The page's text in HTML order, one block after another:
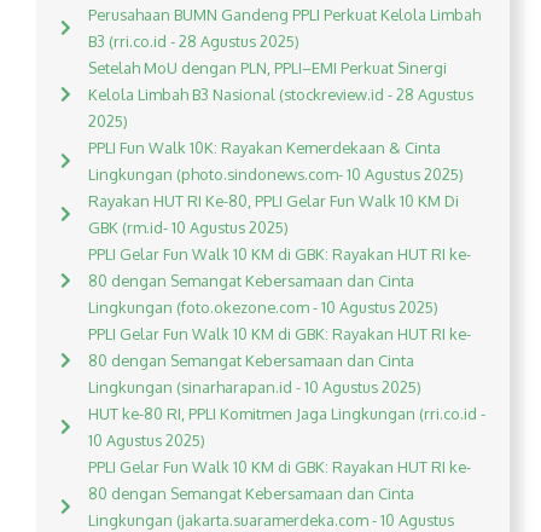
Perusahaan BUMN Gandeng PPLI Perkuat Kelola Limbah
B3 (rri.co.id - 28 Agustus 2025)
Setelah MoU dengan PLN, PPLI–EMI Perkuat Sinergi
Kelola Limbah B3 Nasional (stockreview.id - 28 Agustus
2025)
PPLI Fun Walk 10K: Rayakan Kemerdekaan & Cinta
Lingkungan (photo.sindonews.com- 10 Agustus 2025)
Rayakan HUT RI Ke-80, PPLI Gelar Fun Walk 10 KM Di
GBK (rm.id- 10 Agustus 2025)
PPLI Gelar Fun Walk 10 KM di GBK: Rayakan HUT RI ke-
80 dengan Semangat Kebersamaan dan Cinta
Lingkungan (foto.okezone.com - 10 Agustus 2025)
PPLI Gelar Fun Walk 10 KM di GBK: Rayakan HUT RI ke-
80 dengan Semangat Kebersamaan dan Cinta
Lingkungan (sinarharapan.id - 10 Agustus 2025)
HUT ke-80 RI, PPLI Komitmen Jaga Lingkungan (rri.co.id -
10 Agustus 2025)
PPLI Gelar Fun Walk 10 KM di GBK: Rayakan HUT RI ke-
80 dengan Semangat Kebersamaan dan Cinta
Lingkungan (jakarta.suaramerdeka.com - 10 Agustus